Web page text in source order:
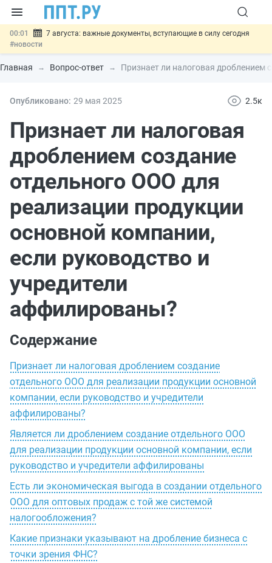
00:01
7 августа: важные документы, вступающие в силу сегодня
#новости
06.08 Минпромторг предложил запретить смешанные лоты
электроники в госзакупках
#новости
06.08 Возврат денег за риелторские услуги при недействительных
06.08
банковской гарантией#новости
Главная Вопрос-ответ Признает ли налоговая дроблением
Опубликовано: 29 мая 2025 2.5к
Признает ли налоговая
дроблением создание
отдельного ООО для
реализации продукции
основной компании,
если руководство и
учредители
аффилированы?
Содержание
Признает ли налоговая дроблением создание
отдельного ООО для реализации продукции основной
компании, если руководство и учредители
аффилированы?
Является ли дроблением создание отдельного ООО
для реализации продукции основной компании, если
руководство и учредители аффилированы
Есть ли экономическая выгода в создании отдельного
ООО для оптовых продаж с той же системой
налогообложения?
Какие признаки указывают на дробление бизнеса с
точки зрения ФНС?